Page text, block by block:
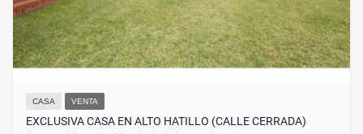
CASA VENTA
EXCLUSIVA CASA EN ALTO HATILLO (CALLE CERRADA)